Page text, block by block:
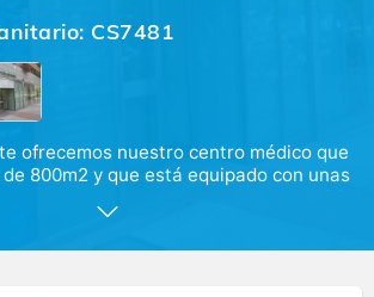
CS7481
ofrecemos nuestro centro médico que
800m2 y que está equipado con unas
donde te damos cobertura a 32